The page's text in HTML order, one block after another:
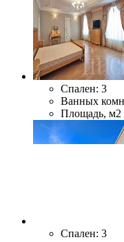
Спален: 3
Ванных
Площадь, м2
Спален: 3